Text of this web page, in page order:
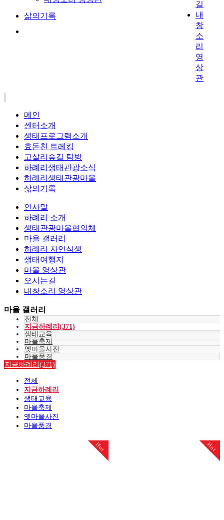
삶의기록
길
내
창
소
리
영
상
관
메인
센터소개
생태프로그램소개
효돈천 트레킹
고살리숲길 탐방
하례리생태관광소식
하례리생태관광마을
삶의기록
인사말
하례리 소개
생태관광마을협의체
마을 갤러리
하례리 자연식생
생태여행지
마을 영상관
오시는길
내창소리 영상관
마을 갤러리
전체
지금하례리(371)
생태교육
마을축제
옛마을사진
마을풍경
지금하례리(371)
전체
지금하례리
생태교육
마을축제
옛마을사진
마을풍경
Hot Hot